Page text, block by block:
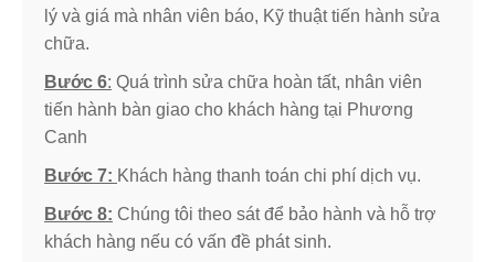
lý và giá mà nhân viên báo, Kỹ thuật tiến hành sửa
chữa.
Bước 6: Quá trình sửa chữa hoàn tất, nhân viên
tiến hành bàn giao cho khách hàng tại Phương
Canh
Bước 7: Khách hàng thanh toán chi phí dịch vụ.
Bước 8: Chúng tôi theo sát để bảo hành và hỗ trợ
khách hàng nếu có vấn đề phát sinh.